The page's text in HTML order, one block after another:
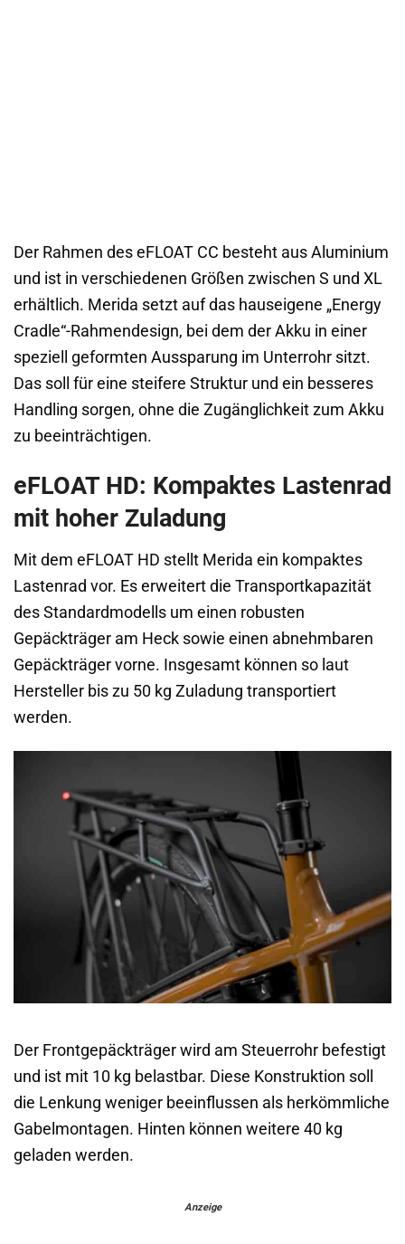
Der Rahmen des eFLOAT CC besteht aus Aluminium
und ist in verschiedenen Größen zwischen S und XL
erhältlich. Merida setzt auf das hauseigene „Energy
Cradle“-Rahmendesign, bei dem der Akku in einer
speziell geformten Aussparung im Unterrohr sitzt.
Das soll für eine steifere Struktur und ein besseres
Handling sorgen, ohne die Zugänglichkeit zum Akku
zu beeinträchtigen.
eFLOAT HD: Kompaktes Lastenrad
mit hoher Zuladung
Mit dem eFLOAT HD stellt Merida ein kompaktes
Lastenrad vor. Es erweitert die Transportkapazität
des Standardmodells um einen robusten
Gepäckträger am Heck sowie einen abnehmbaren
Gepäckträger vorne. Insgesamt können so laut
Hersteller bis zu 50 kg Zuladung transportiert
werden.
Der Frontgepäckträger wird am Steuerrohr befestigt
und ist mit 10 kg belastbar. Diese Konstruktion soll
die Lenkung weniger beeinflussen als herkömmliche
Gabelmontagen. Hinten können weitere 40 kg
geladen werden.
Anzeige